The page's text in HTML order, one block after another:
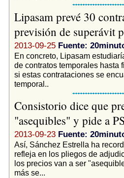
Lipasam prevé 30
previsión de superávit
2013-09-25 Fuente:
En concreto, Lipasam
de contratos temporales hasta
si estas contrataciones se
temporal..
Consistorio dice que
"asequibles" y pide a
2013-09-23 Fuente:
Así, Sánchez Estrella ha
refleja en los pliegos de
los precios van a ser
más se...